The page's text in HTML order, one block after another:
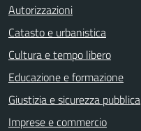
Autorizzazioni
Catasto e urbanistica
Cultura e tempo libero
Educazione e formazione
Giustizia e sicurezza pubblica
Imprese e commercio